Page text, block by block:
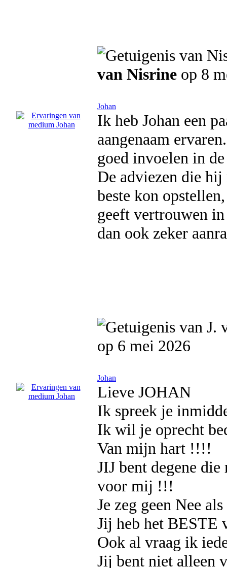
van Nisrine op 8
Johan
Ik heb Johan een
aangenaam
goed invoelen in
De adviezen die
beste kon
geeft vertrouwen
dan ook zeker
op 6 mei 2026
Johan
Lieve JOHAN
Ik spreek je
Ik wil je oprecht
Van mijn hart !!!!
JIJ bent degene
voor mij !!!
Je zeg geen Nee
Jij heb het
Ook al vraag ik
Jij bent niet alleen